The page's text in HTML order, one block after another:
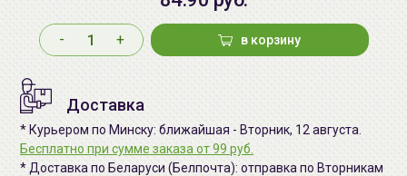
- + в корзину
Доставка
* Курьером по Минску: ближайшая - Вторник, 12 августа.
Бесплатно при сумме заказа от 99 руб.
* Доставка по Беларуси (Белпочта): отправка по Вторникам